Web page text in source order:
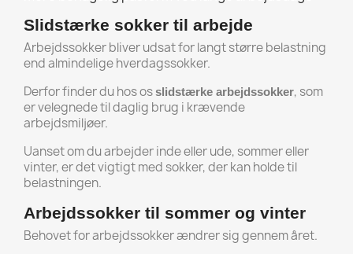
Slidstærke sokker til arbejde
Arbejdssokker bliver udsat for langt større belastning
end almindelige hverdagssokker.
Derfor finder du hos osslidstærke arbejdssokker, som
er velegnede til daglig brug i krævende
arbejdsmiljøer.
Uanset om du arbejder inde eller ude, sommer eller
vinter, er det vigtigt med sokker, der kan holde til
belastningen.
Arbejdssokker til sommer og vinter
Behovet for arbejdssokker ændrer sig gennem året.